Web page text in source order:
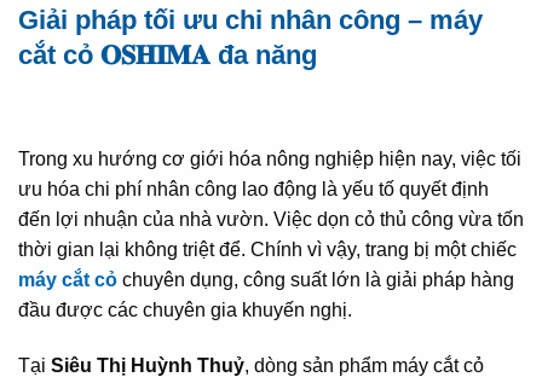
Giải pháp tối ưu chi nhân công – máy
cắt cỏ 𝐎𝐒𝐇𝐈𝐌𝐀 đa năng
Trong xu hướng cơ giới hóa nông nghiệp hiện nay, việc tối
ưu hóa chi phí nhân công lao động là yếu tố quyết định
đến lợi nhuận của nhà vườn. Việc dọn cỏ thủ công vừa tốn
thời gian lại không triệt để. Chính vì vậy, trang bị một chiếc
máy cắt cỏ chuyên dụng, công suất lớn là giải pháp hàng
đầu được các chuyên gia khuyến nghị.
Tại Siêu Thị Huỳnh Thuỷ, dòng sản phẩm máy cắt cỏ